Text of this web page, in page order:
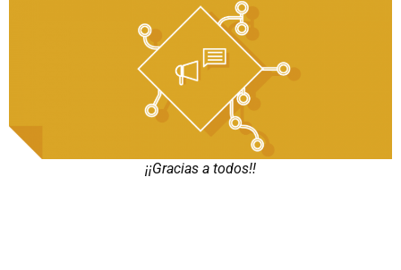
¡¡Gracias a todos!!